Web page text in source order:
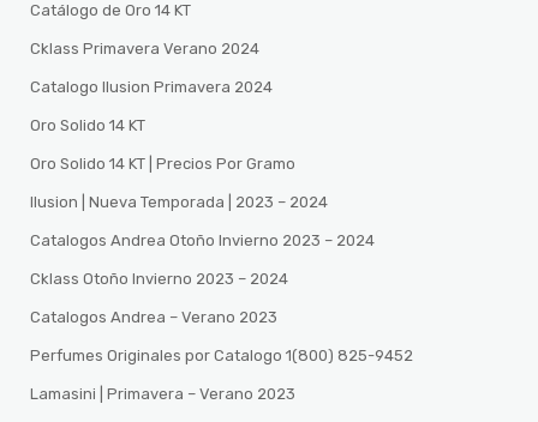
Catálogo de Oro 14 KT
Cklass Primavera Verano 2024
Catalogo Ilusion Primavera 2024
Oro Solido 14 KT
Oro Solido 14 KT | Precios Por Gramo
Ilusion | Nueva Temporada | 2023 – 2024
Catalogos Andrea Otoño Invierno 2023 – 2024
Cklass Otoño Invierno 2023 – 2024
Catalogos Andrea – Verano 2023
Perfumes Originales por Catalogo 1(800) 825-9452
Lamasini | Primavera – Verano 2023